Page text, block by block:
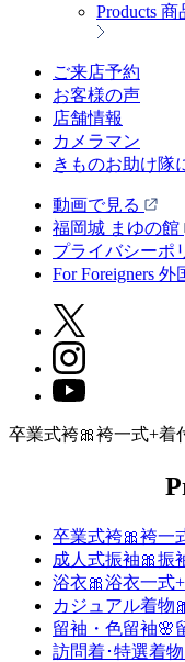
Products 商
ご来店予約
お客様の声
店舗情報
カメラマン
きものお助け隊
動画で見る
福岡城 まゆの館
プライバシーポ
For Foreigners
卒業式袴🎀袴一式+着
卒業式袴🎀袴一
成人式振袖🎀振
浴衣🎀浴衣一式
カジュアル着物
留袖・色留袖🌸
訪問着･特選着